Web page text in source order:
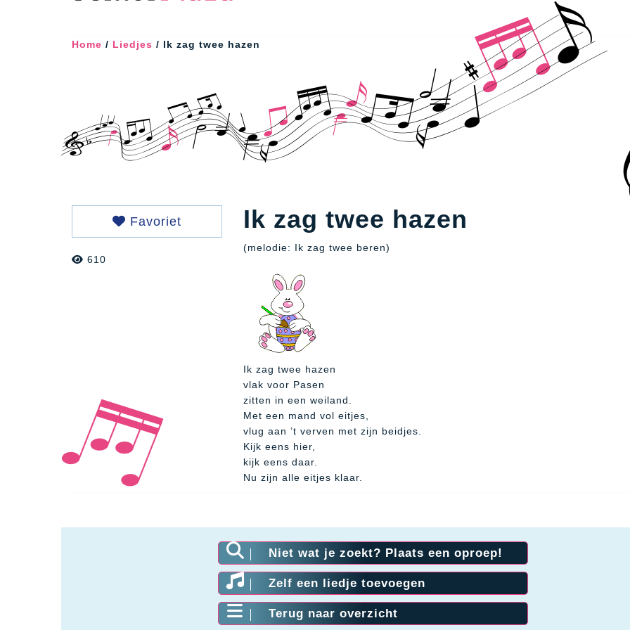
Home / Liedjes / Ik zag twee hazen
Favoriet
610
Ik zag twee hazen
(melodie: Ik zag twee beren)
Ik zag twee hazen
vlak voor Pasen
zitten in een weiland.
Met een mand vol eitjes,
vlug aan ’t verven met zijn beidjes.
Kijk eens hier,
kijk eens daar.
Nu zijn alle eitjes klaar.
Niet wat je zoekt? Plaats een oproep!
Zelf een liedje toevoegen
Terug naar overzicht